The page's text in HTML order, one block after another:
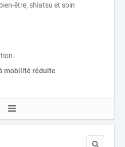
être, shiatsu et soin
mobilité réduite